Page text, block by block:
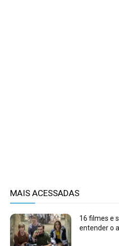
MAIS ACESSADAS
16 filmes e
entender o